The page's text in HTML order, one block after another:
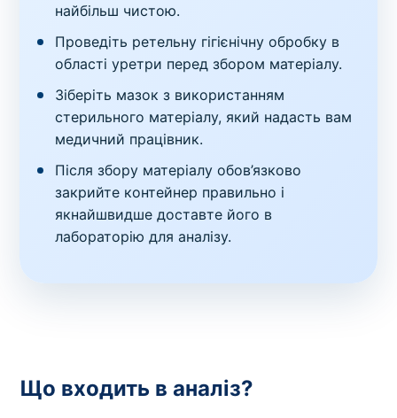
найбільш чистою.
Проведіть ретельну гігієнічну обробку в
області уретри перед збором матеріалу.
Зіберіть мазок з використанням
стерильного матеріалу, який надасть вам
медичний працівник.
Після збору матеріалу обов’язково
закрийте контейнер правильно і
якнайшвидше доставте його в
лабораторію для аналізу.
Що входить в аналіз?